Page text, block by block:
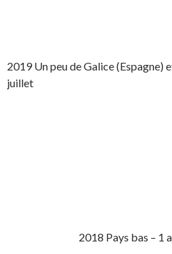
2019 Un peu de Galice (Espagne)
juillet
2018 Pays bas – 1